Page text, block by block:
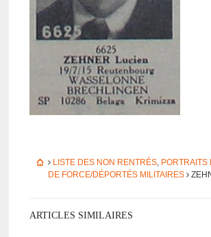
LISTE DES NON RENTRÉS,
DE FORCE/DÉPORTÉS MILITAIRES
ARTICLES SIMILAIRES